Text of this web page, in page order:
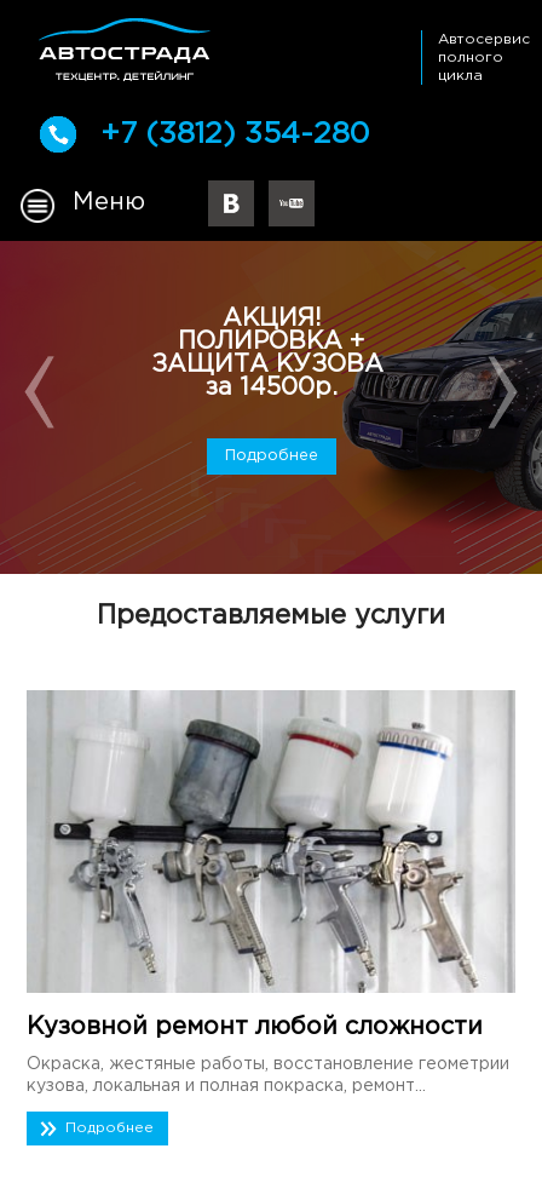
+7 (3812) 354-280
Автосервис
полного
цикла
Меню
АКЦИЯ!
ПОЛИРОВКА +
ЗАЩИТА КУЗОВА
за 14500р.
Подробнее
Предоставляемые услуги
Кузовной ремонт любой сложности
Окраска, жестяные работы, восстановление геометрии
кузова, локальная и полная покраска, ремонт...
Подробнее